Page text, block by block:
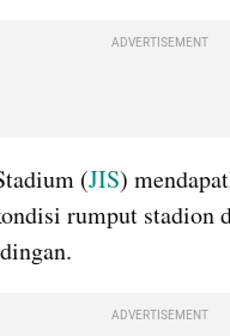
ADVERTISEMENT
(JIS)
rumput stadion
ADVERTISEMENT